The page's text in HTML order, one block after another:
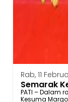
Rab, 11
Semarak
PATI – Dalam
Kesuma